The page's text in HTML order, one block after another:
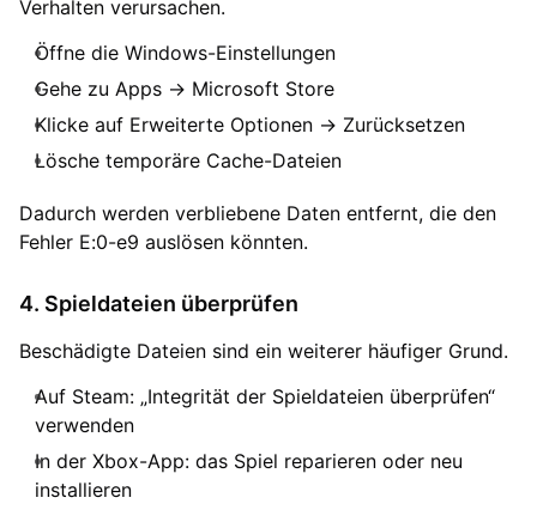
Verhalten verursachen.
Öffne die Windows-Einstellungen
Gehe zu Apps → Microsoft Store
Klicke auf Erweiterte Optionen → Zurücksetzen
Lösche temporäre Cache-Dateien
Dadurch werden verbliebene Daten entfernt, die den
Fehler E:0-e9 auslösen könnten.
4. Spieldateien überprüfen
Beschädigte Dateien sind ein weiterer häufiger Grund.
Auf Steam: „Integrität der Spieldateien überprüfen“
verwenden
In der Xbox-App: das Spiel reparieren oder neu
installieren